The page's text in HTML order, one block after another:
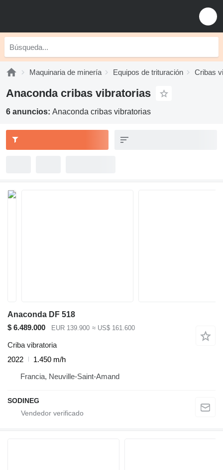
Maquinaria de minería Equipos de trituración Cribas
Anaconda cribas vibratorias
6 anuncios: Anaconda cribas vibratorias
Anaconda DF 518
$ 6.489.000
EUR 139.900 ≈ US$ 161.600
Criba vibratoria
2022
1.450 m/h
Francia, Neuville-Saint-Amand
SODINEG